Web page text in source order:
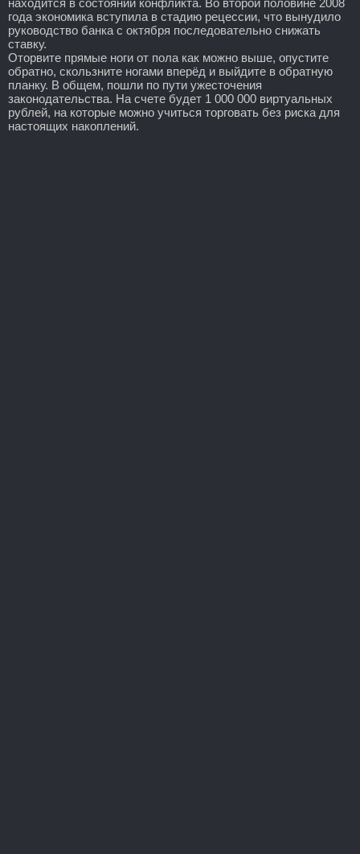
года экономика вступила в стадию рецессии, что вынудило
руководство банка с октября последовательно снижать
ставку.
Оторвите прямые ноги от пола как можно выше, опустите
обратно, скользните ногами вперёд и выйдите в обратную
планку. В общем, пошли по пути ужесточения
законодательства. На счете будет 1 000 000 виртуальных
рублей, на которые можно учиться торговать без риска для
настоящих накоплений.